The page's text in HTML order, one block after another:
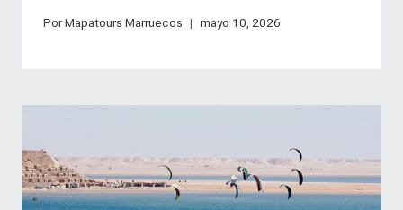
PorMapatours Marruecos mayo 10, 2026